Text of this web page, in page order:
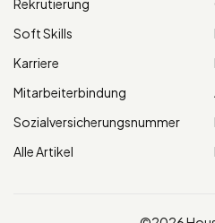
Rekrutierung
Soft Skills
Karriere
Mitarbeiterbindung
Sozialversicherungsnummer
Alle Artikel